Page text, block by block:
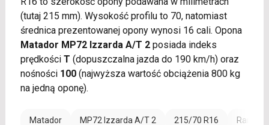
(tutaj 215 mm). Wysokość profilu to 70, natomiast
średnica prezentowanej opony wynosi 16 cali. Opona
Matador MP72 Izzarda A/T 2posiada indeks
prędkości T (dopuszczalna jazda do 190 km/h) oraz
nośności 100(najwyższa wartość obciążenia 800 kg
na jedną oponę).
Matador MP72 Izzarda A/T 2 215/70 R16 Rant